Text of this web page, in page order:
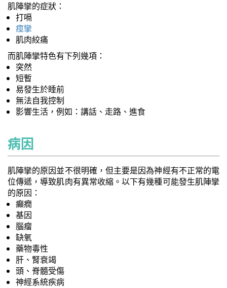
肌陣攣的症狀：
打嗝
痙攣
肌肉絞痛
而肌陣攣特色有下列幾項：
突然
短暫
易發生於睡前
無法自我控制
影響生活，例如：講話、走路、進食
病因
肌陣攣的原因並不很明確，但主要是因為神經有不正常的電
位傳遞，導致肌肉有異常收縮。以下有幾種可能發生肌陣攣
的原因：
癲癇
基因
腦瘤
缺氧
藥物毒性
肝、腎衰竭
頭、脊髓受傷
神經系統疾病